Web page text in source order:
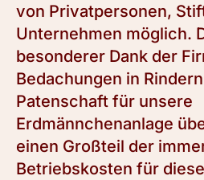
von Privatpersonen,
Unternehmen möglich.
besonderer Dank der
Bedachungen in
Patenschaft für unsere
Erdmännchenanlage
einen Großteil der
Betriebskosten für